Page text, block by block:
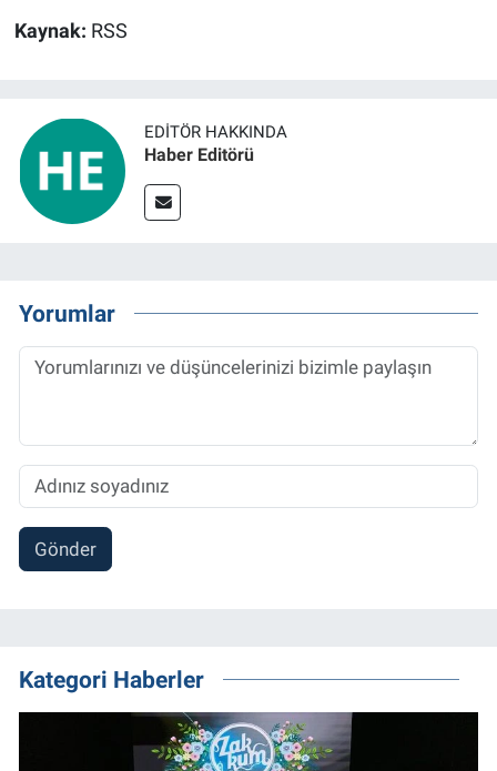
Kaynak: RSS
EDITÖR HAKKINDA
Haber Editörü
Yorumlar
Gönder
Kategori Haberler